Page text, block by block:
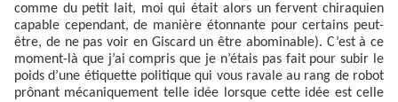
comme du petit lait, moi qui était alors un fervent chiraquien
capable cependant, de manière étonnante pour certains peut-
être, de ne pas voir en Giscard un être abominable). C’est à ce
moment-là que j’ai compris que je n’étais pas fait pour subir le
poids d’une étiquette politique qui vous ravale au rang de robot
prônant mécaniquement telle idée lorsque cette idée est celle